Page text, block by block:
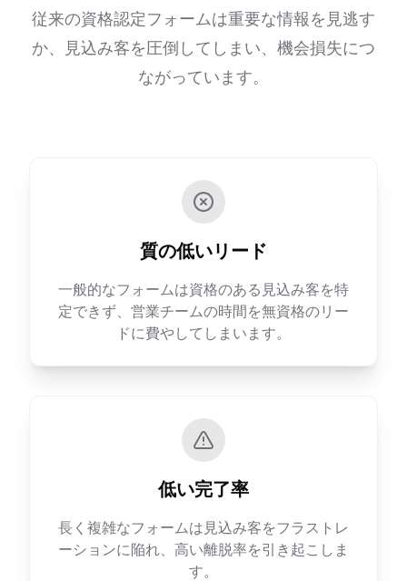
従来の資格認定フォームは重要な情報を見逃す
か、見込み客を圧倒してしまい、機会損失につ
ながっています。
質の低いリード
一般的なフォームは資格のある見込み客を特
定できず、営業チームの時間を無資格のリー
ドに費やしてしまいます。
低い完了率
長く複雑なフォームは見込み客をフラストレ
ーションに陥れ、高い離脱率を引き起こしま
す。